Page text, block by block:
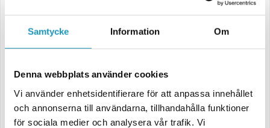
Samtycke Information Om
Denna webbplats använder cookies
Vi använder enhetsidentifierare för att anpassa innehållet
och annonserna till användarna, tillhandahålla funktioner
för sociala medier och analysera vår trafik. Vi
Hålbild:
Från kant till första hål 13cm
CC resterande hål 18cm
Säljs styckvis utan bult & mutter
Använd befintliga bultar & muttrar när du byter till det nya slitstålet